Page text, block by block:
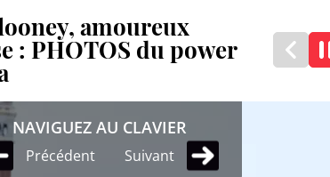
amoureux
: PHOTOS du power
NAVIGUEZ AU CLAVIER
Précédent Suivant